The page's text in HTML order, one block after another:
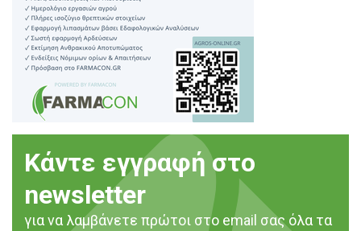
Κάντε εγγραφή στο
newsletter
για να λαμβάνετε πρώτοι στο email σας όλα τα